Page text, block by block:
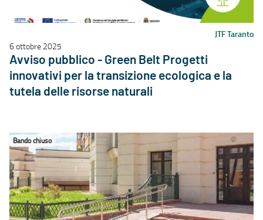
JTF Taranto
6 ottobre 2025
Avviso pubblico - Green Belt Progetti
innovativi per la transizione ecologica e la
tutela delle risorse naturali
Bando chiuso